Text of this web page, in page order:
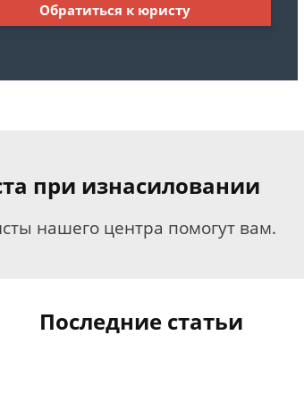
Обратиться к юристу
при изнасиловании
нашего центра помогут вам.
Последние статьи